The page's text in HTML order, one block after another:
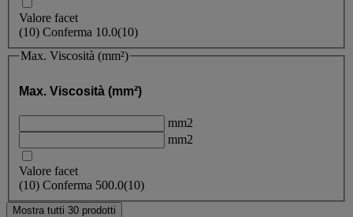
Valore facet
(10) Conferma 10.0(10)
Max. Viscosità (mm²)
Max. Viscosità (mm²)
mm2
mm2
Valore facet
(10) Conferma 500.0(10)
Mostra tutti 30 prodotti